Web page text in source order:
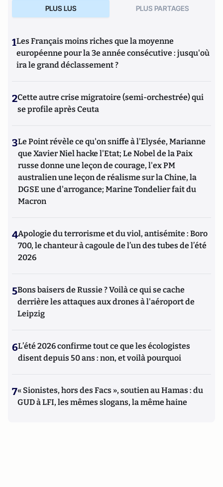
PLUS LUS PLUS PARTAGES
1Les Français moins riches que la moyenne
européenne pour la 3e année consécutive : jusqu'où
ira le grand déclassement ?
2Cette autre crise migratoire (semi-orchestrée) qui
se profile après Ceuta
3Le Point révèle ce qu'on sniffe à l'Elysée, Marianne
que Xavier Niel hacke l'Etat; Le Nobel de la Paix
russe donne une leçon de courage, l'ex PM
australien une leçon de réalisme sur la Chine, la
DGSE une d'arrogance; Marine Tondelier fait du
Macron
4Apologie du terrorisme et du viol, antisémite : Boro
700, le chanteur à cagoule de l’un des tubes de l’été
2026
5Bons baisers de Russie ? Voilà ce qui se cache
derrière les attaques aux drones à l'aéroport de
Leipzig
6L’été 2026 confirme tout ce que les écologistes
disent depuis 50 ans : non, et voilà pourquoi
7« Sionistes, hors des Facs », soutien au Hamas : du
GUD à LFI, les mêmes slogans, la même haine